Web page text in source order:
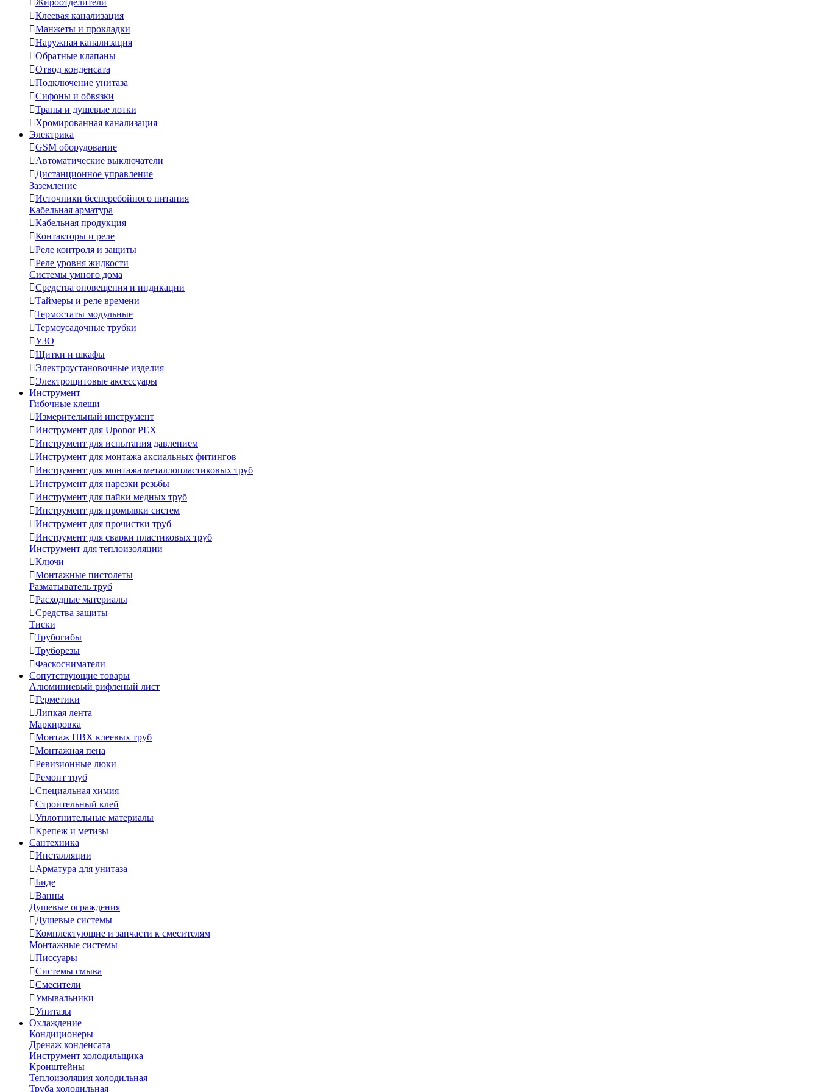
Жироотделители
Клеевая канализация
Манжеты и прокладки
Наружная канализация
Обратные клапаны
Отвод конденсата
Подключение унитаза
Сифоны и обвязки
Трапы и душевые лотки
Хромированная канализация
Электрика
GSM оборудование
Автоматические выключатели
Дистанционное управление
Заземление
Источники бесперебойного питания
Кабельная арматура
Кабельная продукция
Контакторы и реле
Реле контроля и защиты
Реле уровня жидкости
Системы умного дома
Средства оповещения и индикации
Таймеры и реле времени
Термостаты модульные
Термоусадочные трубки
УЗО
Щитки и шкафы
Электроустановочные изделия
Электрощитовые аксессуары
Инструмент
Гибочные клещи
Измерительный инструмент
Инструмент для Uponor PEX
Инструмент для испытания давлением
Инструмент для монтажа аксиальных фитингов
Инструмент для монтажа металлопластиковых труб
Инструмент для нарезки резьбы
Инструмент для пайки медных труб
Инструмент для промывки систем
Инструмент для прочистки труб
Инструмент для сварки пластиковых труб
Инструмент для теплоизоляции
Ключи
Монтажные пистолеты
Разматыватель труб
Расходные материалы
Средства защиты
Тиски
Трубогибы
Труборезы
Фаскосниматели
Сопутствующие товары
Алюминиевый рифленый лист
Герметики
Липкая лента
Маркировка
Монтаж ПВХ клеевых труб
Монтажная пена
Ревизионные люки
Ремонт труб
Специальная химия
Строительный клей
Уплотнительные материалы
Крепеж и метизы
Сантехника
Инсталляции
Арматура для унитаза
Биде
Ванны
Душевые ограждения
Душевые системы
Комплектующие и запчасти к смесителям
Монтажные системы
Писсуары
Системы смыва
Смесители
Умывальники
Унитазы
Охлаждение
Кондиционеры
Дренаж конденсата
Инструмент холодильщика
Кронштейны
Теплоизоляция холодильная
Труба холодильная